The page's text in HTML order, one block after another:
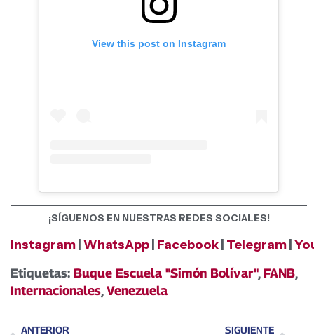
View this post on Instagram
¡SÍGUENOS EN NUESTRAS REDES SOCIALES!
Instagram|WhatsApp| Facebook| Telegram|
Etiquetas: Buque Escuela "Simón Bolívar", FANB,
Internacionales,Venezuela
ANTERIOR SIGUIENTE